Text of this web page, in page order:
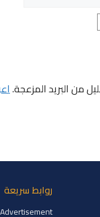
من البريد المزعجة.
روابط سريعة
Advertisement